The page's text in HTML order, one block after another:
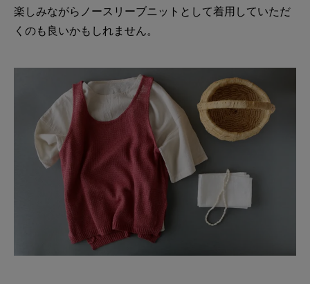
楽しみながらノースリーブニットとして着用していただ
くのも良いかもしれません。